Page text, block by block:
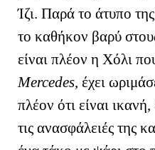
Ίζι. Παρά το άτυπο
το καθήκον βαρύ
είναι πλέον η Χόλι
Mercedes, έχει
πλέον ότι είναι
τις ανασφάλειές της